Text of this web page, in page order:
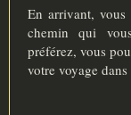
En arrivant,
chemin qui
préférez, vous
votre voyage